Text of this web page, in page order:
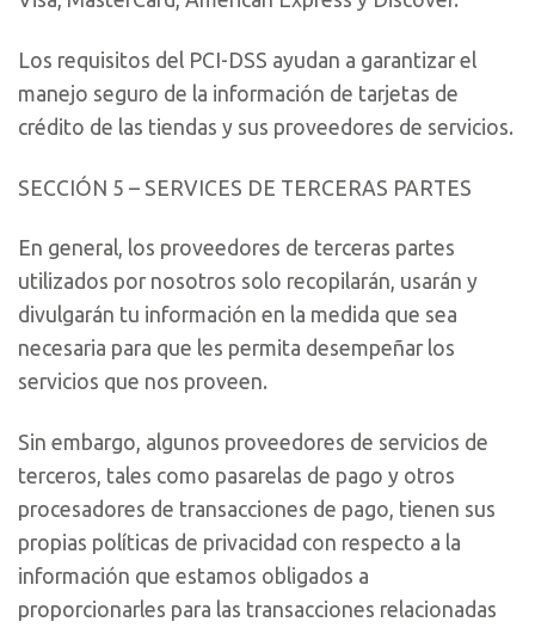
Los requisitos del PCI-DSS ayudan a garantizar el
manejo seguro de la información de tarjetas de
crédito de las tiendas y sus proveedores de servicios.
SECCIÓN 5 – SERVICES DE TERCERAS PARTES
En general, los proveedores de terceras partes
utilizados por nosotros solo recopilarán, usarán y
divulgarán tu información en la medida que sea
necesaria para que les permita desempeñar los
servicios que nos proveen.
Sin embargo, algunos proveedores de servicios de
terceros, tales como pasarelas de pago y otros
procesadores de transacciones de pago, tienen sus
propias políticas de privacidad con respecto a la
información que estamos obligados a
proporcionarles para las transacciones relacionadas